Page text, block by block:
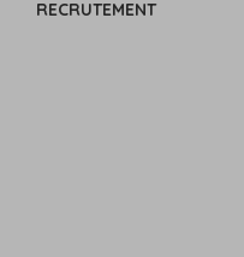
RECRUTEMENT